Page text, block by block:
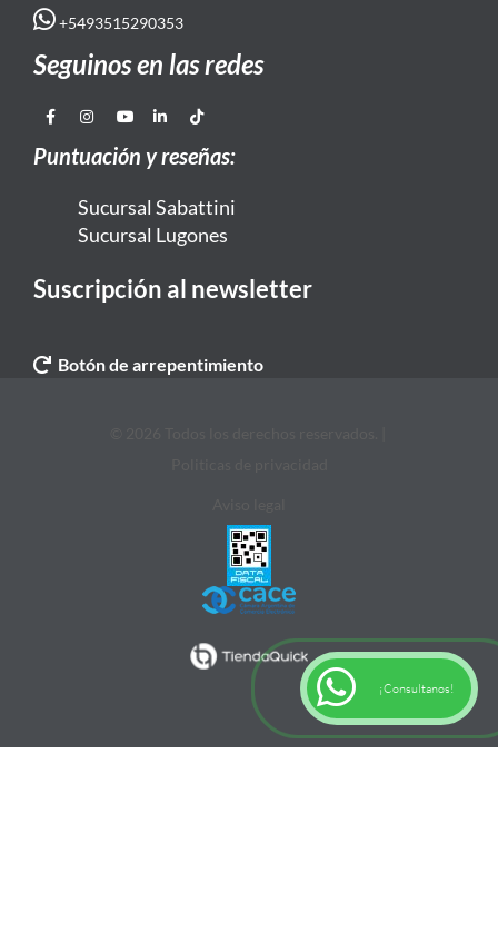
+5493515290353
Seguinos en las redes
Puntuación y reseñas:
Sucursal Sabattini
Sucursal Lugones
Suscripción al newsletter
Botón de arrepentimiento
¡Consultanos!